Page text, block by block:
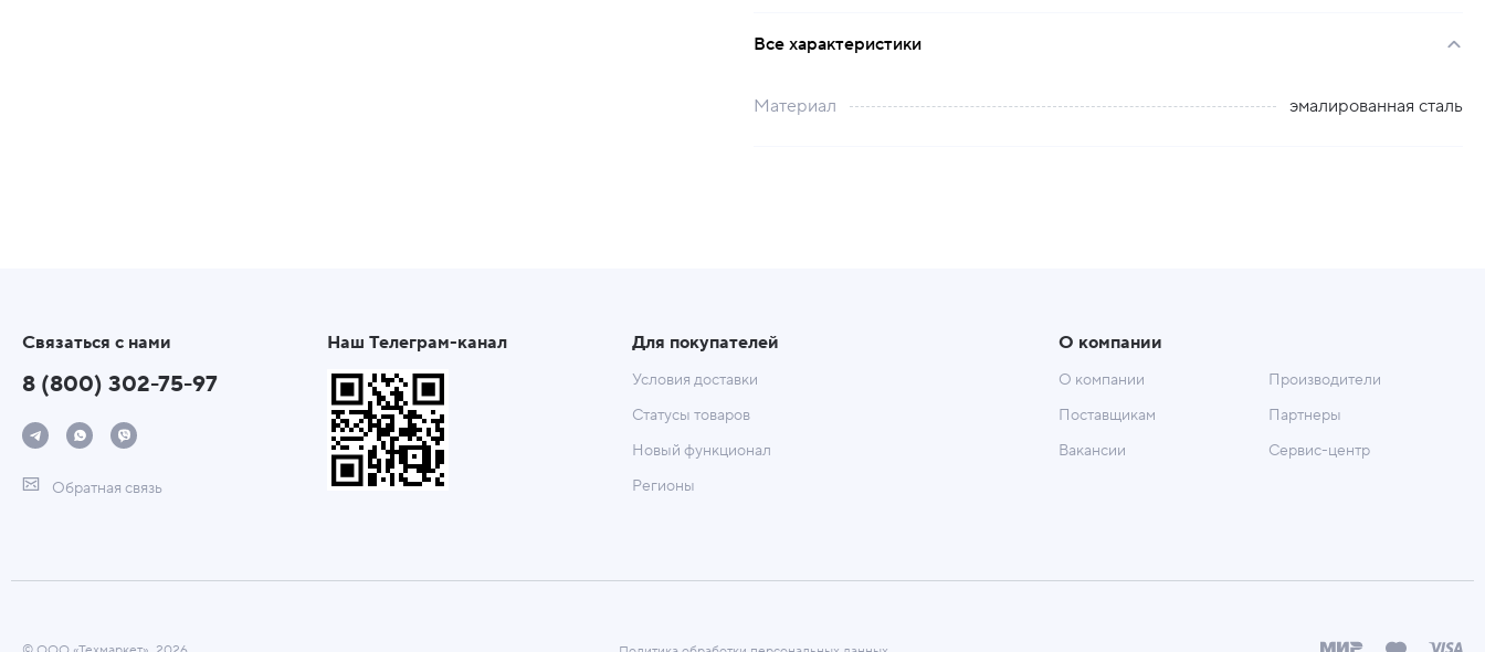
Все характеристики
Материал эмалированная сталь
Связаться с нами
8 (800) 302-75-97
Обратная связь
Наш Телеграм-канал Для покупателей
Условия доставки
Статусы товаров
Новый функционал
Регионы
О компании
О компании
Поставщикам
Вакансии
Производители
Партнеры
Сервис-центр